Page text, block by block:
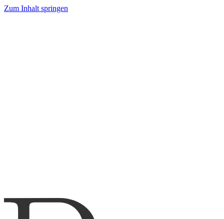
Zum Inhalt springen